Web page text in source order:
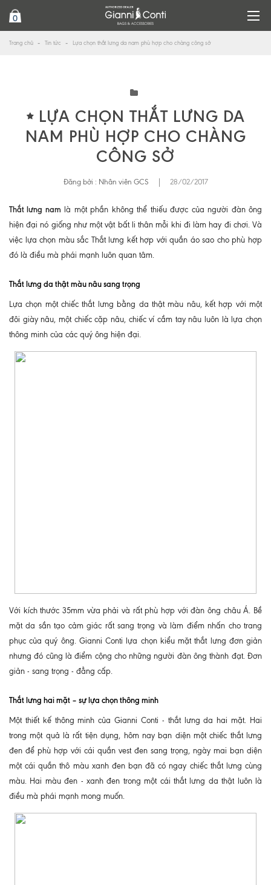
0
Trang chủ Tin tức Lựa chọn thắt lưng da nam phù hợp cho chàng công sở
LỰA CHỌN THẮT LƯNG DA
NAM PHÙ HỢP CHO CHÀNG
CÔNG SỞ
Đăng bởi : Nhân viên GCS 28/02/2017
Thắt lưng nam là một phần không thể thiếu được của người đàn ông
hiện đại nó giống như một vật bất li thân mỗi khi đi làm hay đi chơi. Và
việc lựa chọn màu sắc Thắt lưng kết hợp với quần áo sao cho phù hợp
đó là điều mà phái mạnh luôn quan tâm.
Thắt lưng da thật màu nâu sang trọng
Lựa chọn một chiếc thắt lưng bằng da thật màu nâu, kết hợp với một
đôi giày nâu, một chiếc cặp nâu, chiếc ví cầm tay nâu luôn là lựa chọn
thông minh của các quý ông hiện đại.
Với kích thước 35mm vừa phải và rất phù hợp với đàn ông châu Á. Bề
mặt da sần tạo cảm giác rất sang trọng và làm điểm nhấn cho trang
phục của quý ông. Gianni Conti lựa chọn kiểu mặt thắt lưng đơn giản
nhưng đó cũng là điểm cộng cho những người đàn ông thành đạt. Đơn
giản - sang trọng - đẳng cấp.
Thắt lưng hai mặt – sự lựa chọn thông minh
Một thiết kế thông minh của Gianni Conti - thắt lưng da hai mặt. Hai
trong một quả là rất tiện dụng, hôm nay bạn diện một chiếc thắt lưng
đen để phù hợp với cái quần vest đen sang trọng, ngày mai bạn diện
một cái quần thô màu xanh đen bạn đã có ngay chiếc thắt lưng cùng
màu. Hai màu đen - xanh đen trong một cái thắt lưng da thật luôn là
điều mà phái mạnh mong muốn.